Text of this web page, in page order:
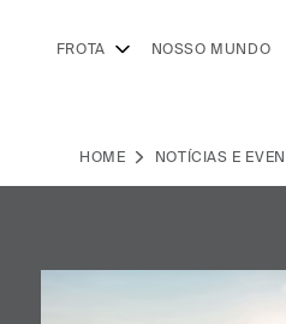
FROTA NOSSO MUNDO
HOME NOTÍCIAS E